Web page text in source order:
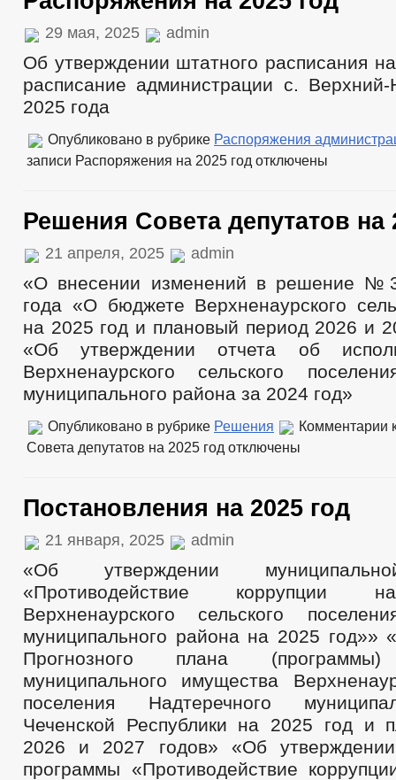
29 мая, 2025 admin
Об утверждении штатного расписания
расписание администрации с.
2025 года
Опубликовано в рубрике Распоряжения
записи Распоряжения на 2025 год отключены
Решения Совета депутатов на
21 апреля, 2025 admin
«О внесении изменений в решение
года «О бюджете Верхненаурского
на 2025 год и плановый период 2026 и
«Об утверждении отчета об
Верхненаурского сельского
муниципального района за 2024 год»
Опубликовано в рубрике Решения Комментарии
Совета депутатов на 2025 год отключены
Постановления на 2025 год
21 января, 2025 admin
«Об утверждении
«Противодействие коррупции
Верхненаурского сельского
муниципального района на 2025 год»»
Прогнозного плана (программы)
муниципального имущества
поселения Надтеречного
Чеченской Республики на 2025 год и
2026 и 2027 годов» «Об
программы «Противодействие